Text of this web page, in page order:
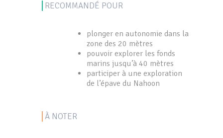
RECOMMANDÉ POUR
plonger en autonomie dans la
zone des 20 mètres
pouvoir explorer les fonds
marins jusqu’à 40 mètres
participer à une exploration
de l’épave du Nahoon
À NOTER